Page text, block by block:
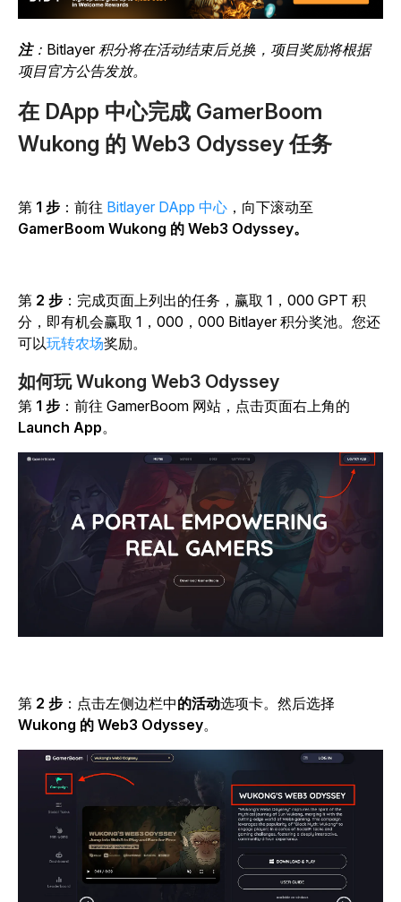
注：Bitlayer 积分将在活动结束后兑换，项目奖励将根据
项目官方公告发放。
在 DApp 中心完成 GamerBoom
Wukong 的 Web3 Odyssey 任务
第 1 步 ：前往 Bitlayer DApp 中心 ，向下滚动至
GamerBoom Wukong 的 Web3 Odyssey。
第 2 步 ：完成页面上列出的任务，赢取 1，000 GPT 积
分，即有机会赢取 1，000，000 Bitlayer 积分奖池。您还
可以玩转农场奖励。
如何玩 Wukong Web3 Odyssey
第 1 步 ：前往 GamerBoom 网站，点击页面右上角的
Launch App。
第 2 步 ：点击左侧边栏中的活动选项卡。然后选择
Wukong 的 Web3 Odyssey。